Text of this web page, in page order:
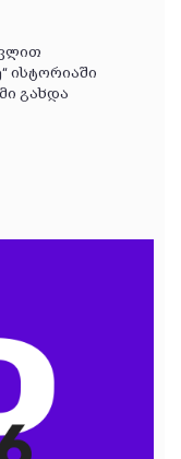
ისტორიაში
გახდა